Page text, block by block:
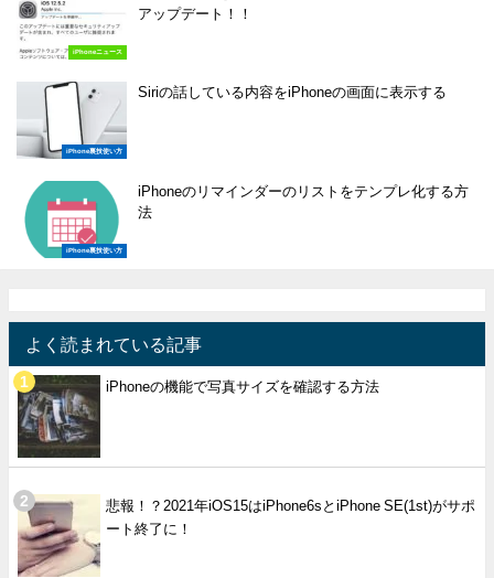
iPhoneニュース
アップデート！！
iPhone裏技使い方
Siriの話している内容をiPhoneの画面に表示する
iPhone裏技使い方
iPhoneのリマインダーのリストをテンプレ化する方
法
よく読まれている記事
iPhoneの機能で写真サイズを確認する方法
悲報！？2021年iOS15はiPhone6sとiPhone SE(1st)がサポ
ート終了に！